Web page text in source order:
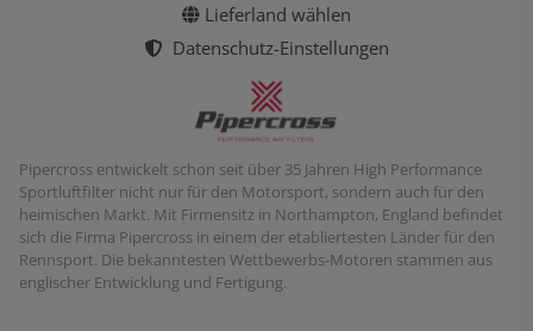
Lieferland wählen
Datenschutz-Einstellungen
Pipercross entwickelt schon seit über 35 Jahren High Performance
Sportluftfilter nicht nur für den Motorsport, sondern auch für den
heimischen Markt. Mit Firmensitz in Northampton, England befindet
sich die Firma Pipercross in einem der etabliertesten Länder für den
Rennsport. Die bekanntesten Wettbewerbs-Motoren stammen aus
englischer Entwicklung und Fertigung.